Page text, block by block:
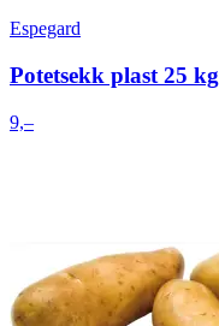
Espegard
Potetsekk plast 25 kg
9,–